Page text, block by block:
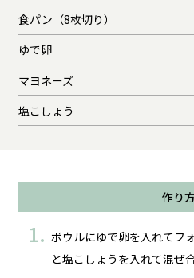
食パン（8枚切り）
ゆで卵
マヨネーズ
塩こしょう
作り
ボウルにゆで卵を入れてフ
と塩こしょうを入れて混ぜ